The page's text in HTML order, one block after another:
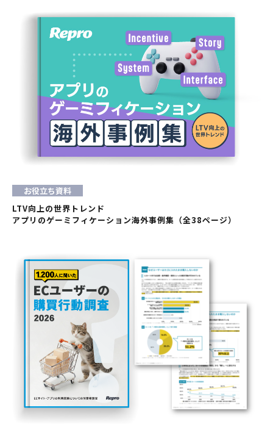
お役立ち資料
LTV向上の世界トレンド
アプリのゲーミフィケーション海外事例集（全38ページ）